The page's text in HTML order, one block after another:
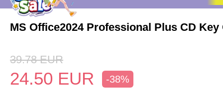
MS Office2024 Professional Plus CD Key
39.78 EUR
24.50 EUR -38%